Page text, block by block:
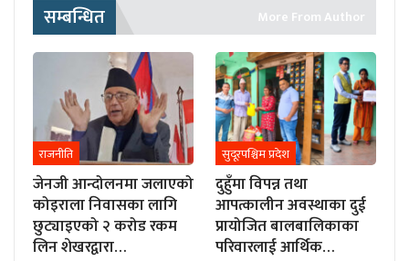
सम्बन्धित More From Author
राजनीति
जेनजी आन्दोलनमा जलाएको
कोइराला निवासका लागि
छुट्याइएको २ करोड रकम
लिन शेखरद्वारा…
सुदूरपश्चिम प्रदेश
दुहुँमा विपन्न तथा
आपत्कालीन अवस्थाका दुई
प्रायोजित बालबालिकाका
परिवारलाई आर्थिक…